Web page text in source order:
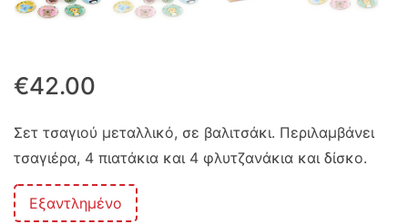
€42.00
Σετ τσαγιού μεταλλικό, σε βαλιτσάκι. Περιλαμβάνει
τσαγιέρα, 4 πιατάκια και 4 φλυτζανάκια και δίσκο.
Εξαντλημένο